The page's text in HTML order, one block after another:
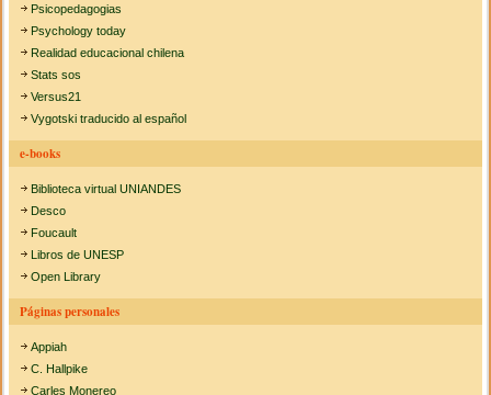
Psicopedagogias
Psychology today
Realidad educacional chilena
Stats sos
Versus21
Vygotski traducido al español
e-books
Biblioteca virtual UNIANDES
Desco
Foucault
Libros de UNESP
Open Library
Páginas personales
Appiah
C. Hallpike
Carles Monereo